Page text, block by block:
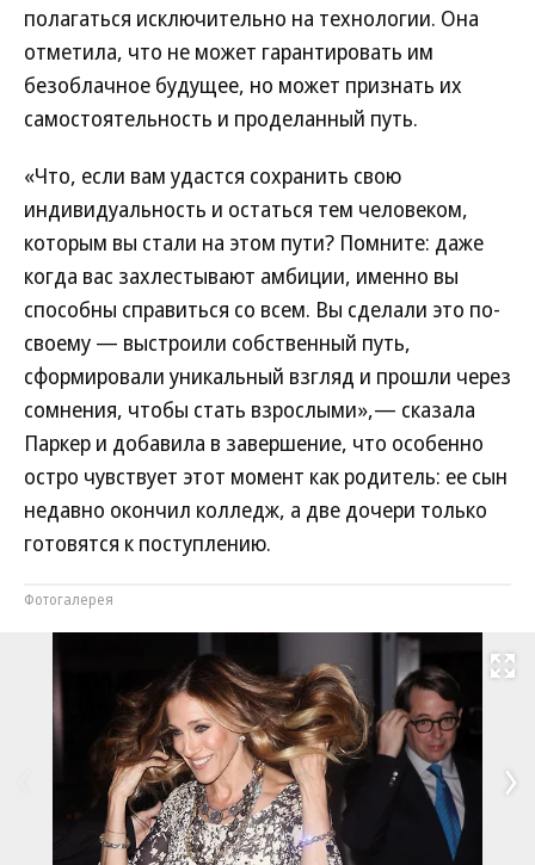
полагаться исключительно на технологии. Она
отметила, что не может гарантировать им
безоблачное будущее, но может признать их
самостоятельность и проделанный путь.
«Что, если вам удастся сохранить свою
индивидуальность и остаться тем человеком,
которым вы стали на этом пути? Помните: даже
когда вас захлестывают амбиции, именно вы
способны справиться со всем. Вы сделали это по-
своему — выстроили собственный путь,
сформировали уникальный взгляд и прошли через
сомнения, чтобы стать взрослыми»,— сказала
Паркер и добавила в завершение, что особенно
остро чувствует этот момент как родитель: ее сын
недавно окончил колледж, а две дочери только
готовятся к поступлению.
Фотогалерея
Развернуть